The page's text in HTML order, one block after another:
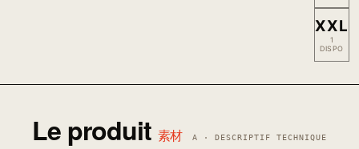
XXL
1
DISPO
Le produit 素材 A · DESCRIPTIF TECHNIQUE